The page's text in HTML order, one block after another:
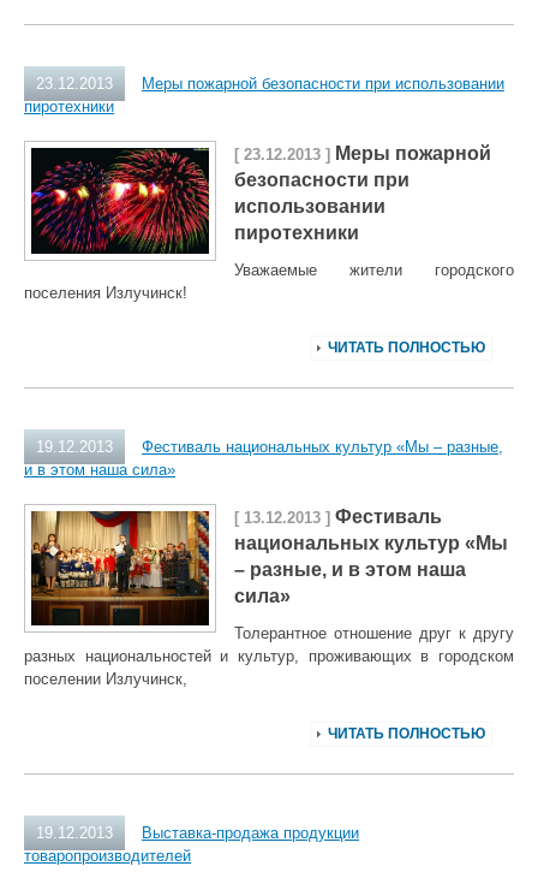
23.12.2013
Меры пожарной безопасности при использовании
пиротехники
[ 23.12.2013 ] Меры пожарной
безопасности при
использовании
пиротехники
Уважаемые жители городского
поселения Излучинск!
ЧИТАТЬ ПОЛНОСТЬЮ
19.12.2013
Фестиваль национальных культур «Мы – разные,
и в этом наша сила»
[ 13.12.2013 ] Фестиваль
национальных культур «Мы
– разные, и в этом наша
сила»
Толерантное отношение друг к другу
разных национальностей и культур, проживающих в городском
поселении Излучинск,
ЧИТАТЬ ПОЛНОСТЬЮ
19.12.2013
Выставка-продажа продукции
товаропроизводителей